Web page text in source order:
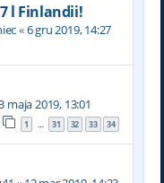
l Finlandii!
«6 gru 2019, 14:27
maja 2019, 13:01
1 … 31 32 33 34